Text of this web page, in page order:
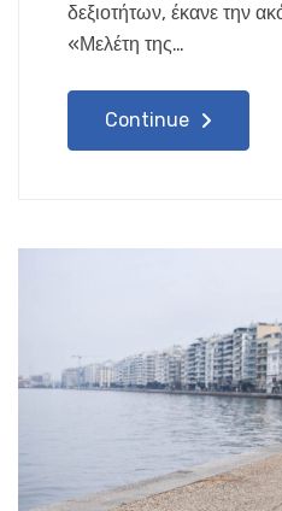
δεξιοτήτων, έκανε την
«Μελέτη της…
Continue